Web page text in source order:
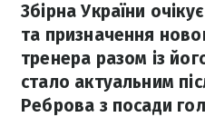
Збірна України
та призначення
тренера разом із
стало актуальним
Реброва з посади